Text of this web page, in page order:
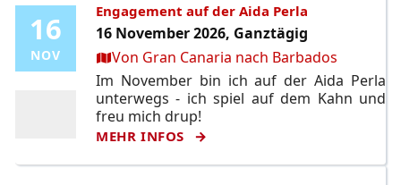
16
NOV
16
NOV
Engagement auf der Aida Perla
16 November 2026, Ganztägig
Ort:Von Gran Canaria nach Barbados
Im November bin ich auf der Aida Perla
unterwegs - ich spiel auf dem Kahn und
freu mich drup!
MEHR INFOS